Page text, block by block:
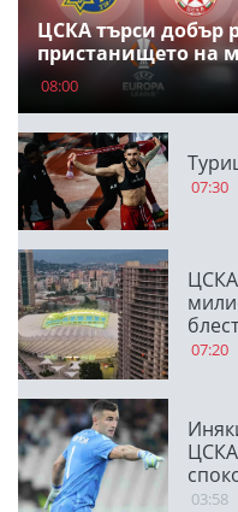
ЦСКА търси добър
пристанището на
08:00
07:30
ЦСКА
07:20
03:58